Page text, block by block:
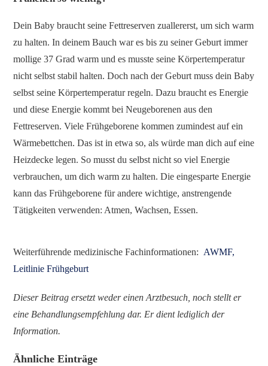
Dein Baby braucht seine Fettreserven zuallererst, um sich warm
zu halten. In deinem Bauch war es bis zu seiner Geburt immer
mollige 37 Grad warm und es musste seine Körpertemperatur
nicht selbst stabil halten. Doch nach der Geburt muss dein Baby
selbst seine Körpertemperatur regeln. Dazu braucht es Energie
und diese Energie kommt bei Neugeborenen aus den
Fettreserven. Viele Frühgeborene kommen zumindest auf ein
Wärmebettchen. Das ist in etwa so, als würde man dich auf eine
Heizdecke legen. So musst du selbst nicht so viel Energie
verbrauchen, um dich warm zu halten. Die eingesparte Energie
kann das Frühgeborene für andere wichtige, anstrengende
Tätigkeiten verwenden: Atmen, Wachsen, Essen.
Weiterführende medizinische Fachinformationen:AWMF,
Leitlinie Frühgeburt
Dieser Beitrag ersetzt weder einen Arztbesuch, noch stellt er
eine Behandlungsempfehlung dar. Er dient lediglich der
Information.
Ähnliche Einträge